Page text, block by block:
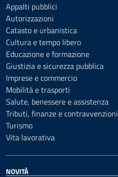
Appalti pubblici
Autorizzazioni
Catasto e urbanistica
Cultura e tempo libero
Educazione e formazione
Giustizia e sicurezza pubblica
Imprese e commercio
Mobilità e trasporti
Salute, benessere e assistenza
Tributi, finanze e contravvenzioni
Turismo
Vita lavorativa
NOVITÀ